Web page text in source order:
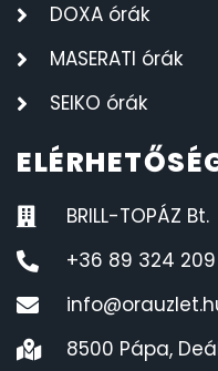
DOXA órák
MASERATI órák
SEIKO órák
BRILL-TOPÁZ Bt.
+36 89 324 209
8500 Pápa,